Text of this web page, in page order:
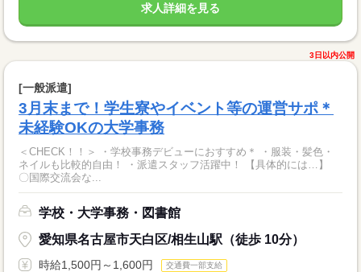
求人詳細を見る
3日以内公開
[一般派遣]
3月末まで！学生寮やイベント等の運営サポ＊
未経験OKの大学事務
＜CHECK！！＞ ・学校事務デビューにおすすめ＊ ・服装・髪色・
ネイルも比較的自由！ ・派遣スタッフ活躍中！ 【具体的には…】
〇国際交流会な...
学校・大学事務・図書館
愛知県名古屋市天白区/相生山駅（徒歩 10分）
時給1,500円～1,600円 交通費一部支給